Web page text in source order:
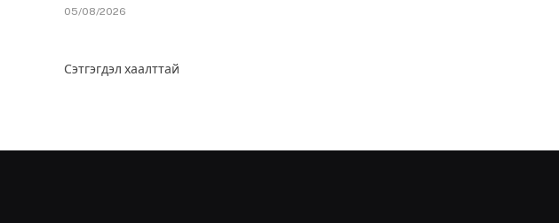
05/08/2026
Сэтгэгдэл хаалттай